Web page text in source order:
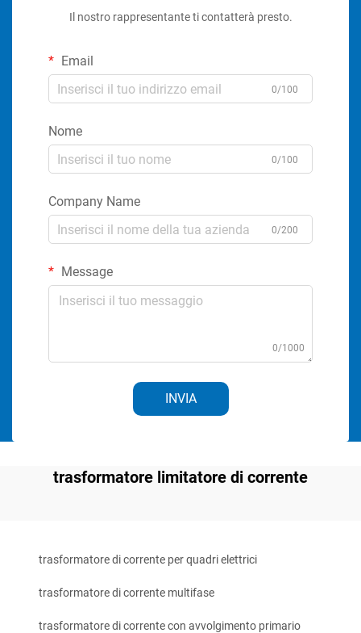
Il nostro rappresentante ti contatterà presto.
Email
0/100
Nome
0/100
Company Name
0/200
Message
0/1000
INVIA
trasformatore limitatore di corrente
trasformatore di corrente per quadri elettrici
trasformatore di corrente multifase
trasformatore di corrente con avvolgimento primario